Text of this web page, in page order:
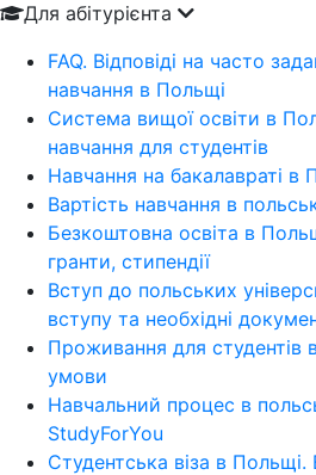
Для абітурієнта
FAQ. Відповіді на часто
навчання в Польщі
Система вищої освіти в
навчання для студентів
Навчання на бакалавраті в
Вартість навчання в
Безкоштовна освіта в
гранти, стипендії
Вступ до польських
вступу та необхідні
Проживання для студентів
умови
Навчальний процес в
StudyForYou
Студентська віза в Польщі.